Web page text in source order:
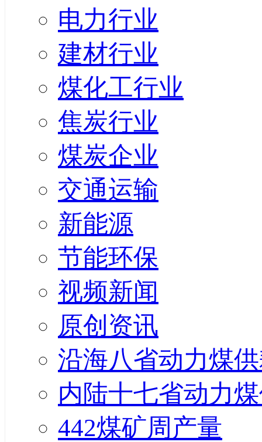
电力行业
建材行业
煤化工行业
焦炭行业
煤炭企业
交通运输
新能源
节能环保
视频新闻
原创资讯
沿海八省动力煤
内陆十七省动力
442煤矿周产量